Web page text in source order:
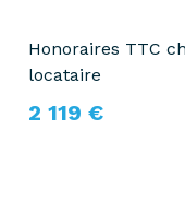
Honoraires TTC
locataire
2 119 €